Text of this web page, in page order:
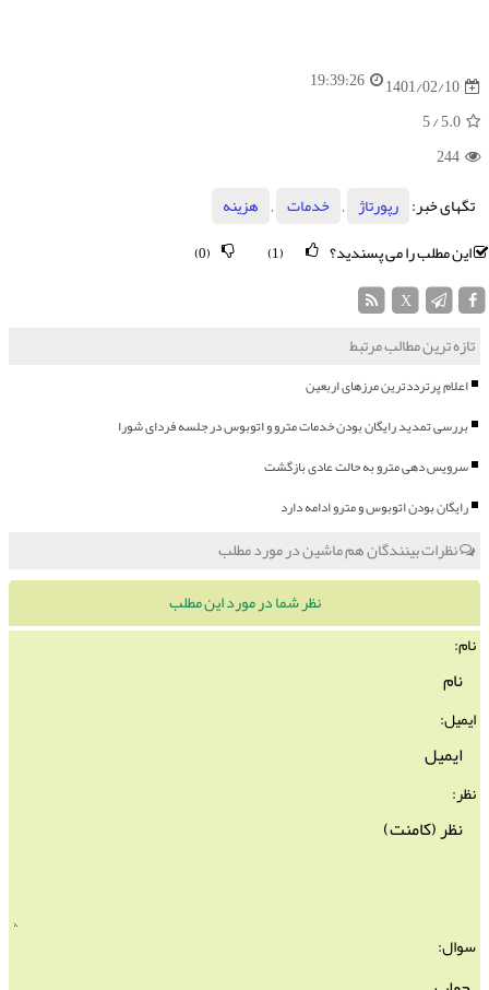
1401/02/10
19:39:26
5.0
/ 5
244
تگهای خبر:
رپورتاژ , خدمات ,
هزینه
این مطلب را می پسندید؟
(0)
تازه ترین مطالب مرتبط
اعلام پرترددترین مرزهای اربعین
بررسی تمدید رایگان بودن خدمات مترو و اتوبوس در جلسه فردای شورا
سرویس دهی مترو به حالت عادی بازگشت
رایگان بودن اتوبوس و مترو ادامه دارد
نظرات بینندگان هم ماشین در مورد مطلب
نظر شما در مورد این مطلب
نام:
ایمیل:
نظر:
سوال: